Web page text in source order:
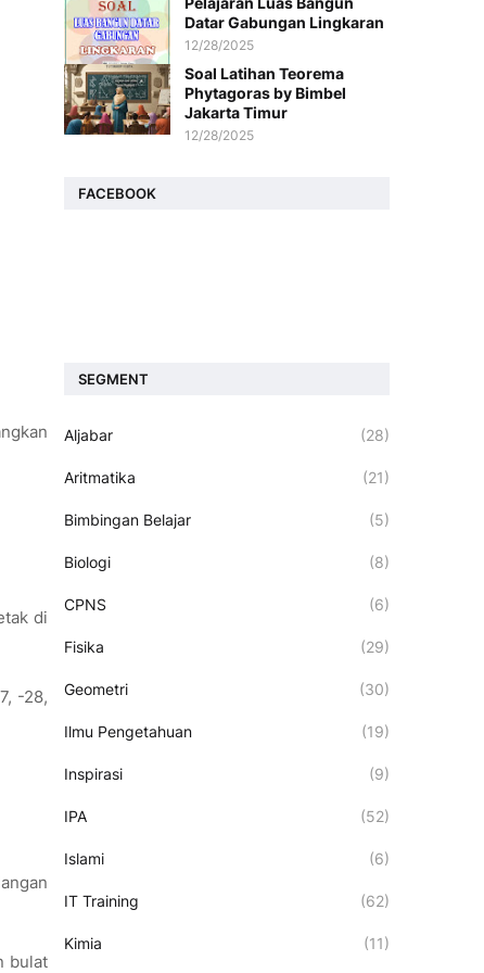
di
-28,
bulat
Datar Gabungan Lingkaran
12/28/2025
Soal Latihan Teorema
Phytagoras by Bimbel
Jakarta Timur
12/28/2025
FACEBOOK
SEGMENT
Aljabar (28)
Aritmatika (21)
Bimbingan Belajar (5)
Biologi (8)
CPNS (6)
Fisika (29)
Geometri (30)
Ilmu Pengetahuan (19)
Inspirasi (9)
IPA (52)
Islami (6)
IT Training (62)
Kimia (11)